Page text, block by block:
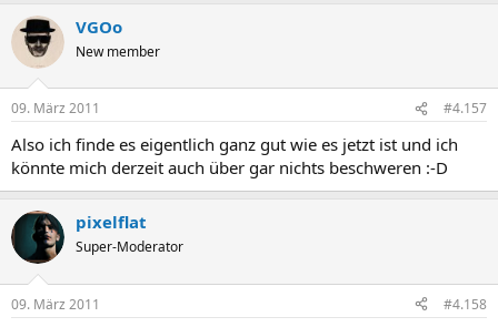
VGOo
New member
09. März 2011 #4.157
Also ich finde es eigentlich ganz gut wie es jetzt ist und ich
könnte mich derzeit auch über gar nichts beschweren :-D
pixelflat
Super-Moderator
09. März 2011 #4.158